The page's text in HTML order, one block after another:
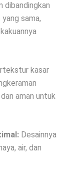
dibandingkan
sama,
kasar
aman untuk
Desainnya
air, dan